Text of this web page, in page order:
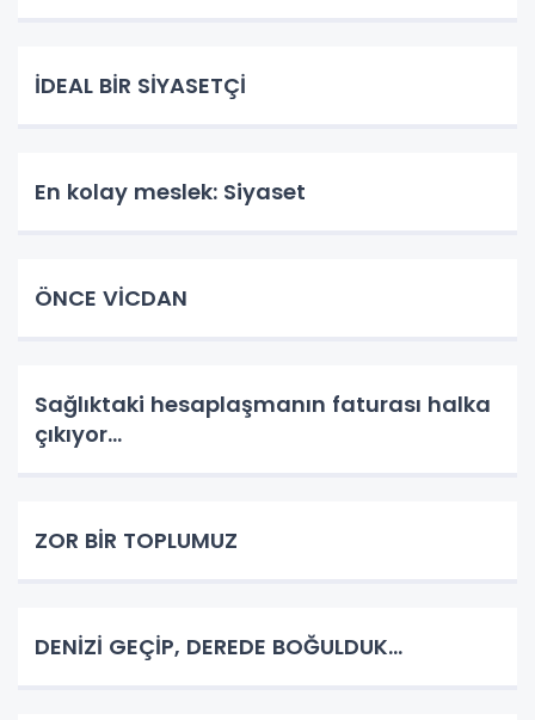
İDEAL BİR SİYASETÇİ
En kolay meslek: Siyaset
ÖNCE VİCDAN
Sağlıktaki hesaplaşmanın faturası halka
çıkıyor...
ZOR BİR TOPLUMUZ
DENİZİ GEÇİP, DEREDE BOĞULDUK…